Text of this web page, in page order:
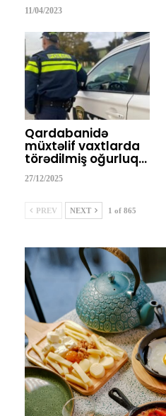
11/04/2023
Qardabanidə
müxtəlif vaxtlarda
törədilmiş oğurluq…
27/12/2025
PREV NEXT 1 of 865